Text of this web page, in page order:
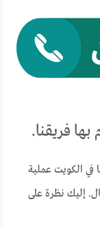
فريقنا.
في الكويت عملية
إليك نظرة على